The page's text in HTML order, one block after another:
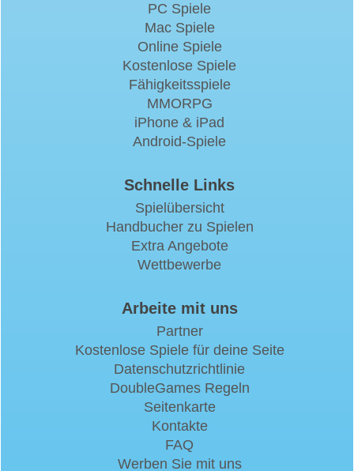
PC Spiele
Mac Spiele
Online Spiele
Kostenlose Spiele
Fähigkeitsspiele
MMORPG
iPhone & iPad
Android-Spiele
Schnelle Links
Spielübersicht
Handbucher zu Spielen
Extra Angebote
Wettbewerbe
Arbeite mit uns
Partner
Kostenlose Spiele für deine Seite
Datenschutzrichtlinie
DoubleGames Regeln
Seitenkarte
Kontakte
FAQ
Werben Sie mit uns